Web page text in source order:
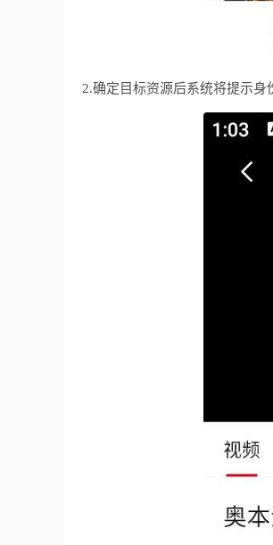
2.确定目标资源后系统将提示身